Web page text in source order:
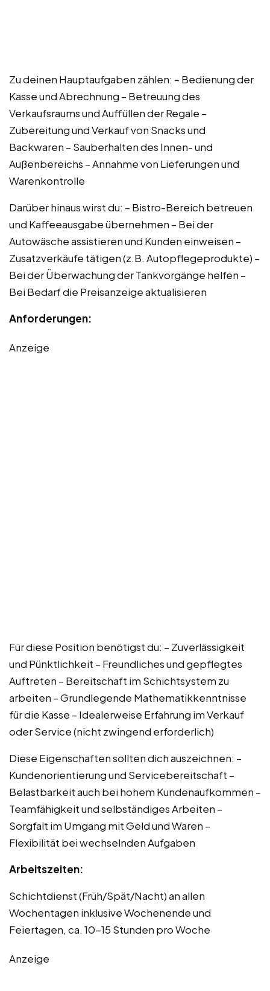
Zu deinen Hauptaufgaben zählen: – Bedienung der
Kasse und Abrechnung – Betreuung des
Verkaufsraums und Auffüllen der Regale –
Zubereitung und Verkauf von Snacks und
Backwaren – Sauberhalten des Innen- und
Außenbereichs – Annahme von Lieferungen und
Warenkontrolle
Darüber hinaus wirst du: – Bistro-Bereich betreuen
und Kaffeeausgabe übernehmen – Bei der
Autowäsche assistieren und Kunden einweisen –
Zusatzverkäufe tätigen (z.B. Autopflegeprodukte) –
Bei der Überwachung der Tankvorgänge helfen –
Bei Bedarf die Preisanzeige aktualisieren
Anforderungen:
Anzeige
Für diese Position benötigst du: – Zuverlässigkeit
und Pünktlichkeit – Freundliches und gepflegtes
Auftreten – Bereitschaft im Schichtsystem zu
arbeiten – Grundlegende Mathematikkenntnisse
für die Kasse – Idealerweise Erfahrung im Verkauf
oder Service (nicht zwingend erforderlich)
Diese Eigenschaften sollten dich auszeichnen: –
Kundenorientierung und Servicebereitschaft –
Belastbarkeit auch bei hohem Kundenaufkommen –
Teamfähigkeit und selbständiges Arbeiten –
Sorgfalt im Umgang mit Geld und Waren –
Flexibilität bei wechselnden Aufgaben
Arbeitszeiten:
Schichtdienst (Früh/Spät/Nacht) an allen
Wochentagen inklusive Wochenende und
Feiertagen, ca. 10-15 Stunden pro Woche
Anzeige